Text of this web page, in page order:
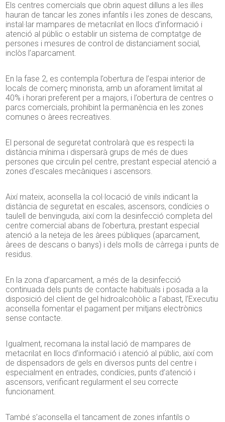
Els centres comercials que obrin aquest dilluns a les illes
hauran de tancar les zones infantils i les zones de descans,
instal·lar mampares de metacrilat en llocs d’informació i
atenció al públic o establir un sistema de comptatge de
persones i mesures de control de distanciament social,
inclòs l’aparcament.
En la fase 2, es contempla l’obertura de l’espai interior de
locals de comerç minorista, amb un aforament limitat al
40% i horari preferent per a majors, i l’obertura de centres o
parcs comercials, prohibint la permanència en les zones
comunes o àrees recreatives.
El personal de seguretat controlarà que es respecti la
distància mínima i dispersarà grups de més de dues
persones que circulin pel centre, prestant especial atenció a
zones d’escales mecàniques i ascensors.
Així mateix, aconsella la col·locació de vinils indicant la
distància de seguretat en escales, ascensors, condícies o
taulell de benvinguda, així com la desinfecció completa del
centre comercial abans de l’obertura, prestant especial
atenció a la neteja de les àrees públiques (aparcament,
àrees de descans o banys) i dels molls de càrrega i punts de
residus.
En la zona d’aparcament, a més de la desinfecció
continuada dels punts de contacte habituals i posada a la
disposició del client de gel hidroalcohòlic a l’abast, l’Executiu
aconsella fomentar el pagament per mitjans electrònics
sense contacte.
Igualment, recomana la instal·lació de mampares de
metacrilat en llocs d’informació i atenció al públic, així com
de dispensadors de gels en diversos punts del centre i
especialment en entrades, condícies, punts d’atenció i
ascensors, verificant regularment el seu correcte
funcionament.
També s’aconsella el tancament de zones infantils o